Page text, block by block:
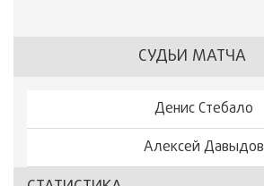
СУДЬИ МАТЧА
Денис Стебало
Алексей Давыдов